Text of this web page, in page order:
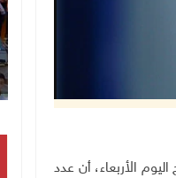
اليوم الأربعاء، أن عدد
شهيد مجهول الهوية بخان